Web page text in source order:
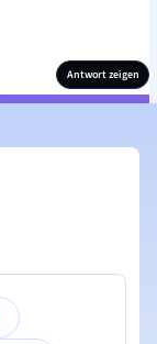
Antwort zeigen